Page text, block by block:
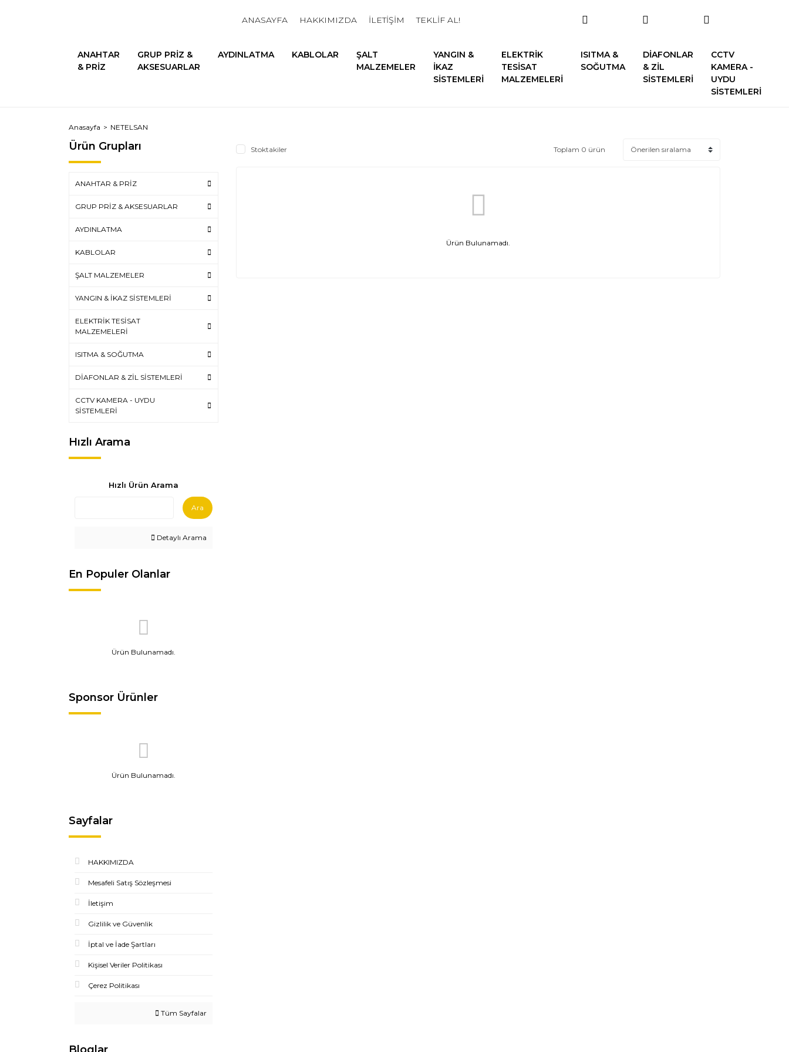
ANASAYFA HAKKIMIZDA İLETİŞİM TEKLİF AL!
ANAHTAR
& PRİZ
GRUP PRİZ &
AKSESUARLAR
AYDINLATMA KABLOLAR
ŞALT
MALZEMELER
YANGIN &
İKAZ
SİSTEMLERİ
ELEKTRİK
TESİSAT
MALZEMELERİ
ISITMA &
SOĞUTMA
DİAFONLAR
& ZİL
SİSTEMLERİ
CCTV
KAMERA -
UYDU
SİSTEMLERİ
Anasayfa NETELSAN
Ürün Grupları
ANAHTAR & PRİZ
GRUP PRİZ & AKSESUARLAR
AYDINLATMA
KABLOLAR
ŞALT MALZEMELER
YANGIN & İKAZ SİSTEMLERİ
ELEKTRİK TESİSAT
MALZEMELERİ
ISITMA & SOĞUTMA
DİAFONLAR & ZİL SİSTEMLERİ
CCTV KAMERA - UYDU
SİSTEMLERİ
Hızlı Arama
Hızlı Ürün Arama
Ara
Detaylı Arama
En Populer Olanlar
Ürün Bulunamadı.
Sponsor Ürünler
Ürün Bulunamadı.
Sayfalar
HAKKIMIZDA
Mesafeli Satış Sözleşmesi
İletişim
Gizlilik ve Güvenlik
İptal ve İade Şartları
Kişisel Veriler Politikası
Çerez Politikası
Tüm Sayfalar
Stoktakiler Toplam 0 ürün
Ürün Bulunamadı.